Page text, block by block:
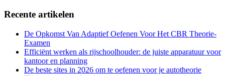
Recente artikelen
De Opkomst Van Adaptief Oefenen Voor Het CBR Theorie-
Examen
Efficiënt werken als rijschoolhouder: de juiste apparatuur voor
kantoor en planning
De beste sites in 2026 om te oefenen voor je autotheorie